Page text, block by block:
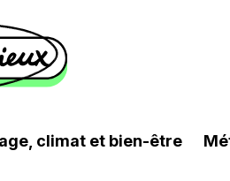
climat et bien-être